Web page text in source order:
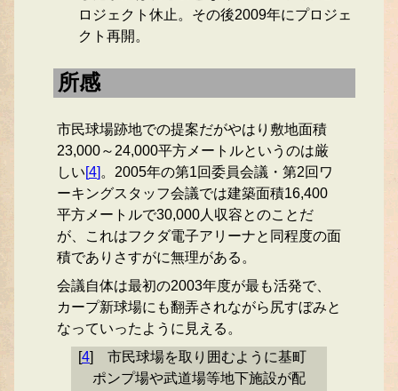
ロジェクト休止。その後2009年にプロジェ
クト再開。
所感
市民球場跡地での提案だがやはり敷地面積
23,000～24,000平方メートルというのは厳
しい[4] 。2005年の第1回委員会議・第2回ワ
ーキングスタッフ会議では建築面積16,400
平方メートルで30,000人収容とのことだ
が、これはフクダ電子アリーナと同程度の面
積でありさすがに無理がある。
会議自体は最初の2003年度が最も活発で、
カープ新球場にも翻弄されながら尻すぼみと
なっていったように見える。
[4]
市民球場を取り囲むように基町
ポンプ場や武道場等地下施設が配